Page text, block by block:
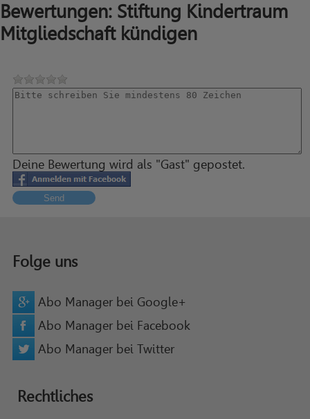
Bewertungen: Stiftung Kindertraum
Mitgliedschaft kündigen
Deine Bewertung wird als "Gast" gepostet.
Send
Folge uns
Abo Manager bei Google+
Abo Manager bei Facebook
Abo Manager bei Twitter
Rechtliches